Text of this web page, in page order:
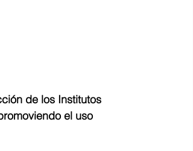
de los Institutos
el uso